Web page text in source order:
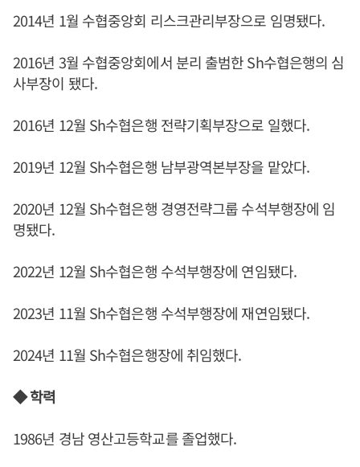
2014년 1월 수협중앙회 리스크관리부장으로 임명됐다.
2016년 3월 수협중앙회에서 분리 출범한 Sh수협은행의 심
사부장이 됐다.
2016년 12월 Sh수협은행 전략기획부장으로 일했다.
2019년 12월 Sh수협은행 남부광역본부장을 맡았다.
2020년 12월 Sh수협은행 경영전략그룹 수석부행장에 임
명됐다.
2022년 12월 Sh수협은행 수석부행장에 연임됐다.
2023년 11월 Sh수협은행 수석부행장에 재연임됐다.
2024년 11월 Sh수협은행장에 취임했다.
◆ 학력
1986년 경남 영산고등학교를 졸업했다.